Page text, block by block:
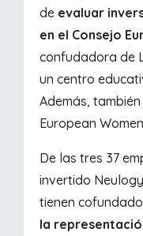
de evaluar
en el Consejo
confudadora de
un centro
Además,
European
De las tres 37
invertido
tienen
la